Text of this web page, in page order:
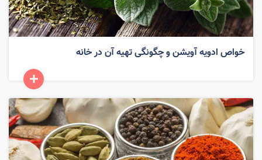
خواص ادویه آویشن و چگونگی تهیه آن در خانه